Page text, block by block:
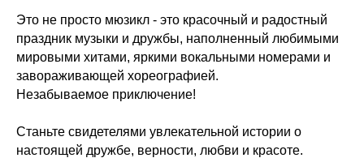
Это не просто мюзикл - это красочный и радостный
праздник музыки и дружбы, наполненный любимыми
мировыми хитами, яркими вокальными номерами и
завораживающей хореографией.
Незабываемое приключение!
Станьте свидетелями увлекательной истории о
настоящей дружбе, верности, любви и красоте.